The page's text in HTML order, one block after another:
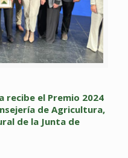
recibe el Premio 2024
de Agricultura,
de la Junta de